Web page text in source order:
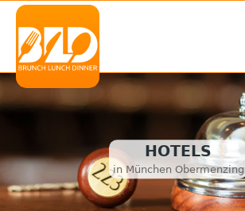
HOTELS
in München Obermenzing